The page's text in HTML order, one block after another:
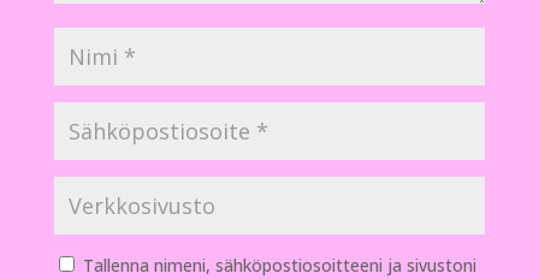
Tallenna nimeni, sähköpostiosoitteeni ja sivustoni